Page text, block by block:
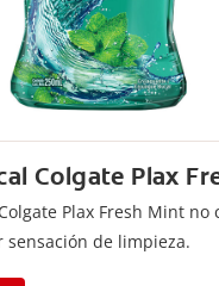
Colgate Plax
Plax Fresh Mint no
sensación de limpieza.